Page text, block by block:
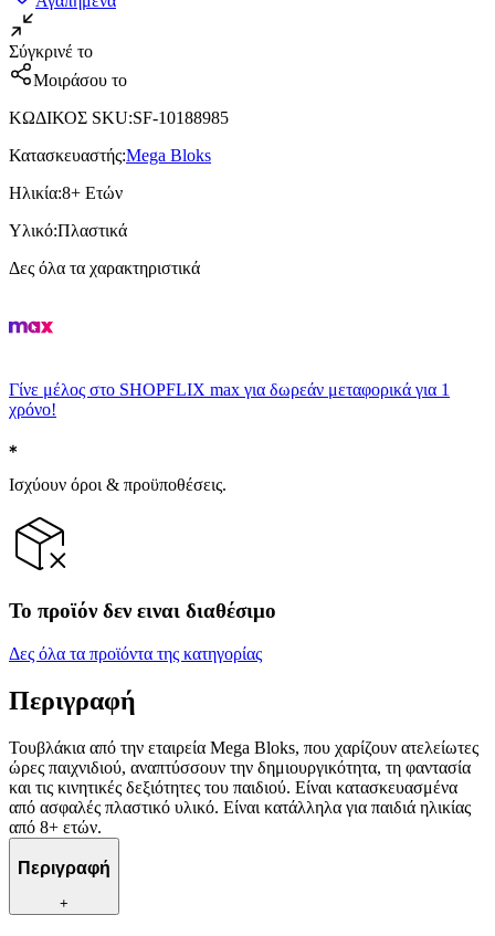
Σύγκρινέ το
Μοιράσου το
ΚΩΔΙΚΟΣ SKU:SF-10188985
Κατασκευαστής:Mega Bloks
Ηλικία:8+ Ετών
Υλικό:Πλαστικά
Δες όλα τα χαρακτηριστικά
Γίνε μέλος στο SHOPFLIX max για δωρεάν μεταφορικά για 1
χρόνο!
Ισχύουν όροι & προϋποθέσεις.
Το προϊόν δεν ειναι διαθέσιμο
Δες όλα τα προϊόντα της κατηγορίας
Περιγραφή
Τουβλάκια από την εταιρεία Mega Bloks, που χαρίζουν ατελείωτες
ώρες παιχνιδιού, αναπτύσσουν την δημιουργικότητα, τη φαντασία
και τις κινητικές δεξιότητες του παιδιού. Είναι κατασκευασμένα
από ασφαλές πλαστικό υλικό. Είναι κατάλληλα για παιδιά ηλικίας
από 8+ ετών.
Περιγραφή
+